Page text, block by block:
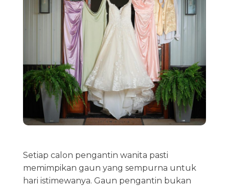
Setiap calon pengantin wanita pasti
memimpikan gaun yang sempurna untuk
hari istimewanya. Gaun pengantin bukan